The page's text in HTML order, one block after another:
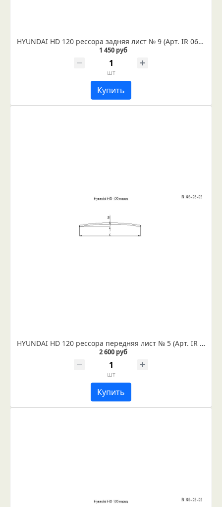
HYUNDAI HD 120 рессора задняя лист № 9 (Арт. IR 06-09-09)
1 450 руб
шт
Купить
HYUNDAI HD 120 рессора передняя лист № 5 (Арт. IR 06-08-05)
2 600 руб
шт
Купить